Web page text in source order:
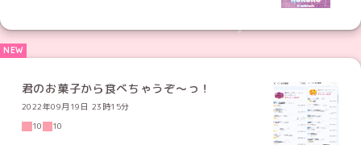
君のお菓子から食べちゃうぞ〜っ！
2022年09月19日 23時15分
10
10